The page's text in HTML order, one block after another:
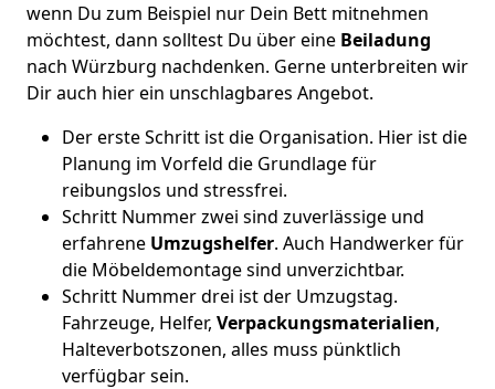
wenn Du zum Beispiel nur Dein Bett mitnehmen
möchtest, dann solltest Du über eine Beiladung
nach Würzburg nachdenken. Gerne unterbreiten wir
Dir auch hier ein unschlagbares Angebot.
Der erste Schritt ist die Organisation. Hier ist die
Planung im Vorfeld die Grundlage für
reibungslos und stressfrei.
Schritt Nummer zwei sind zuverlässige und
erfahrene Umzugshelfer. Auch Handwerker für
die Möbeldemontage sind unverzichtbar.
Schritt Nummer drei ist der Umzugstag.
Fahrzeuge, Helfer, Verpackungsmaterialien,
Halteverbotszonen, alles muss pünktlich
verfügbar sein.